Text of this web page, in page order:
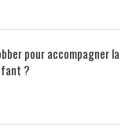
pour accompagner la
?